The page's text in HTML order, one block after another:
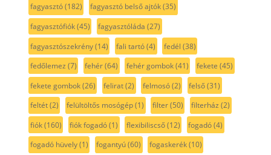
fagyasztó(182) fagyasztó belső ajtók(35)
fagyasztófiók(45) fagyasztóláda (27)
fagyasztószekrény(14) fali tartó(4) fedél (38)
fedőlemez (7) fehér(64) fehér gombok(41) fekete (45)
fekete gombok(26) felirat(2) felmosó(2) felső(31)
feltét(2) felültöltős mosógép(1) filter(50) filterház (2)
fiók(160) fiók fogadó(1) flexibiliscső(12) fogadó(4)
fogadó hüvely(1) fogantyú(60) fogaskerék(10)